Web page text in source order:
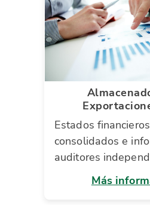
Estados financieros
consolidados e
auditores
Más